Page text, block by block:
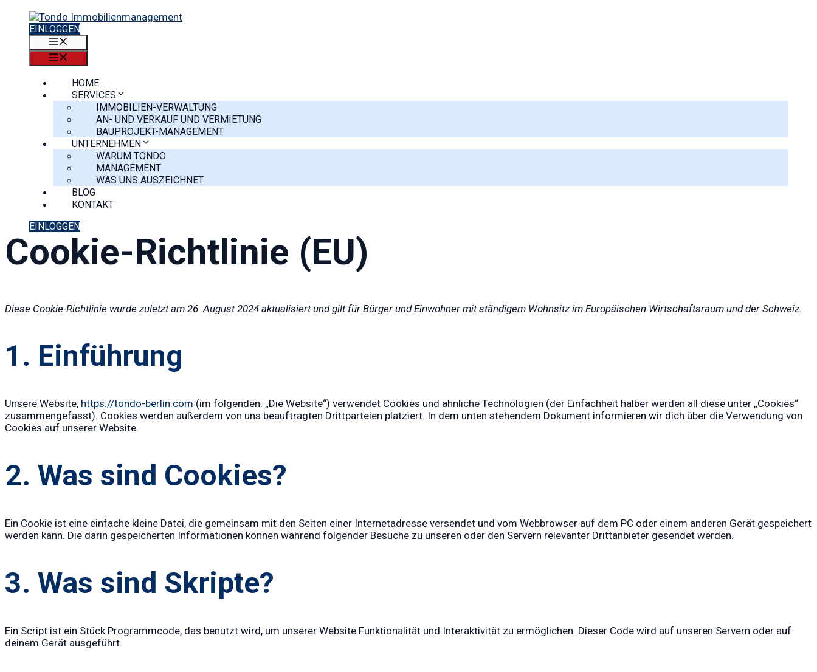
Inhalt
springenEINLOGGEN
HOME
SERVICES
IMMOBILIEN-VERWALTUNG
AN- UND VERKAUF UND VERMIETUNG
BAUPROJEKT-MANAGEMENT
UNTERNEHMEN
WARUM TONDO
MANAGEMENT
WAS UNS AUSZEICHNET
BLOG
KONTAKT
EINLOGGEN
Cookie-Richtlinie (EU)
Diese Cookie-Richtlinie wurde zuletzt am 26. August 2024 aktualisiert und gilt für Bürger und Einwohner mit ständigem Wohnsitz im Europäischen Wirtschaftsraum und der Schweiz.
1. Einführung
Unsere Website, https://tondo-berlin.com (im folgenden: „Die Website“) verwendet Cookies und ähnliche Technologien (der Einfachheit halber werden all diese unter „Cookies“
zusammengefasst). Cookies werden außerdem von uns beauftragten Drittparteien platziert. In dem unten stehendem Dokument informieren wir dich über die Verwendung von
Cookies auf unserer Website.
2. Was sind Cookies?
Ein Cookie ist eine einfache kleine Datei, die gemeinsam mit den Seiten einer Internetadresse versendet und vom Webbrowser auf dem PC oder einem anderen Gerät gespeichert
werden kann. Die darin gespeicherten Informationen können während folgender Besuche zu unseren oder den Servern relevanter Drittanbieter gesendet werden.
3. Was sind Skripte?
Ein Script ist ein Stück Programmcode, das benutzt wird, um unserer Website Funktionalität und Interaktivität zu ermöglichen. Dieser Code wird auf unseren Servern oder auf
deinem Gerät ausgeführt.